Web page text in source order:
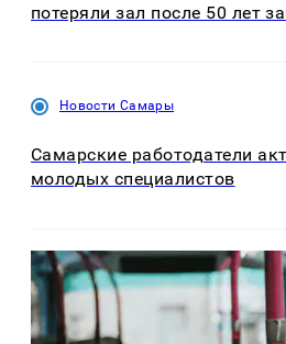
потеряли зал после 50 лет
Новости Самары
Самарские работодатели
молодых специалистов